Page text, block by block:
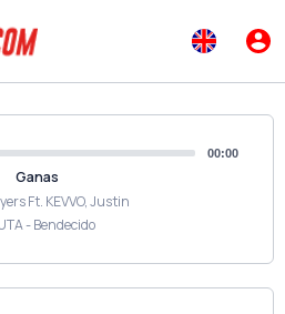
00:00
Ganas
Ft. KEVVO, Justin
- Bendecido